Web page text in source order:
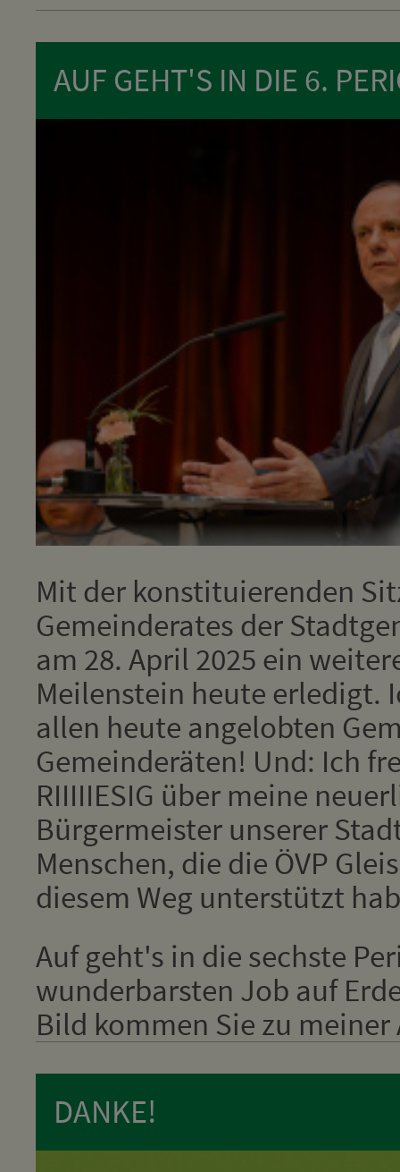
AUF GEHT'S IN DIE 6.
Mit der konstituierenden
Gemeinderates der
am 28. April 2025 ein
Meilenstein heute erledigt.
allen heute angelobten
Gemeinderäten! Und: Ich
RIIIIIESIG über meine
Bürgermeister unserer
Menschen, die die ÖVP
diesem Weg unterstützt
Auf geht's in die sechste
wunderbarsten Job auf
Bild kommen Sie zu
DANKE!